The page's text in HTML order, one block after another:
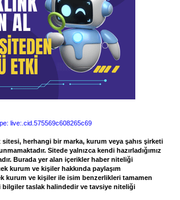
live:.cid.575569c608265c69
herhangi bir marka, kurum veya şahıs şirketi
Sitede yalnızca kendi hazırladığımız
Burada yer alan içerikler haber niteliği
kurum ve kişiler hakkında paylaşım
kurum ve kişiler ile isim benzerlikleri tamamen
bilgiler taslak halindedir ve tavsiye niteliği